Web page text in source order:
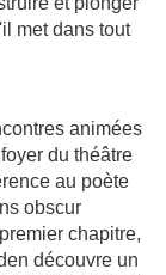
met dans tout
animées
du théâtre
au poète
obscur
chapitre,
découvre un